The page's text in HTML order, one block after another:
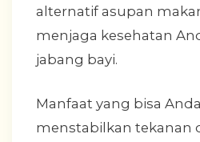
alternatif asupan
menjaga kesehatan
jabang bayi.
Manfaat yang bisa
menstabilkan tekanan